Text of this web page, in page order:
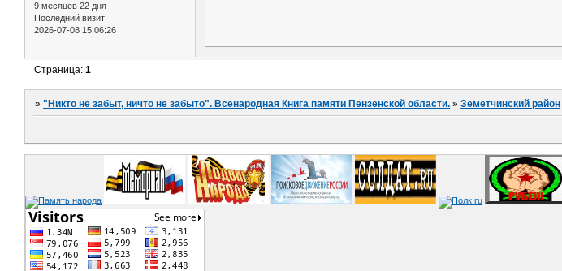
9 месяцев 22 дня
Последний визит:
2026-07-08 15:06:26
Страница:1
»"Никто не забыт, ничто не забыто". Всенародная Книга памяти Пензенской области. »Земетчинский район